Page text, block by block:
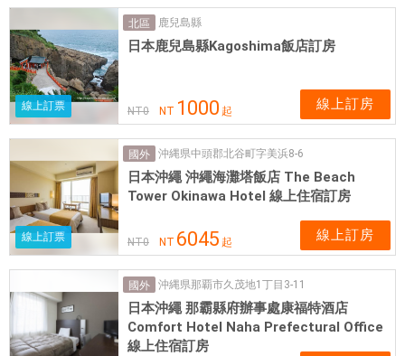
買
用
線上訂票
北區 鹿兒島縣
日本鹿兒島縣Kagoshima飯店訂房
NT0 NT 1000 起 線上訂房
線上訂票
國外 沖縄県中頭郡北谷町字美浜8-6
日本沖繩 沖繩海灘塔飯店 The Beach
Tower Okinawa Hotel 線上住宿訂房
NT0 NT 6045 起 線上訂房
國外 沖縄県那覇市久茂地1丁目3-11
日本沖繩 那霸縣府辦事處康福特酒店
Comfort Hotel Naha Prefectural Office
線上住宿訂房